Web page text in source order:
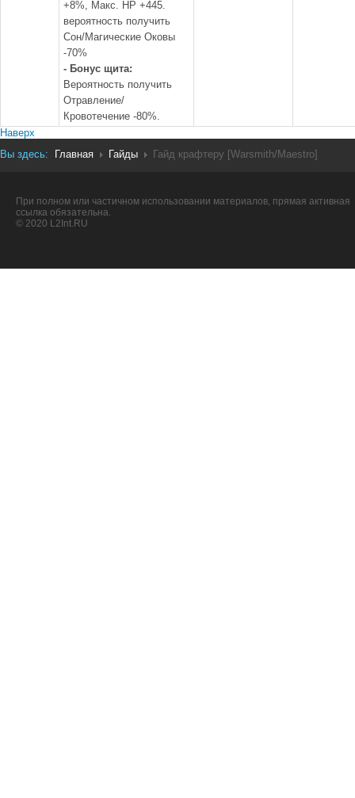
+8%, Макс. HP +445.
вероятность получить
Сон/Магические Оковы
-70%
- Бонус щита:
Вероятность получить
Отравление/
Кровотечение -80%.
Наверх
Вы здесь:
Главная Гайды Гайд крафтеру [Warsmith/Maestro]
При полном или частичном использовании материалов, прямая активная
ссылка обязательна.
© 2020 L2Int.RU